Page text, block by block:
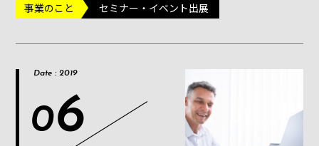
事業のこと セミナー・イベント出展
Date : 2019
06